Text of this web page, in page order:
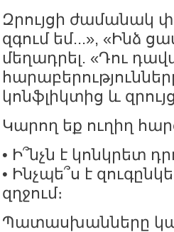
Զրույցի ժամանակ
զգում եմ...», «Ինձ
մեղադրել. «Դու
կոնֆլիկտից և
Կարող եք ուղիղ
• Ի՞նչն է կոնկրետ
• Ինչպե՞ս է
զղջում։
Պատասխանները